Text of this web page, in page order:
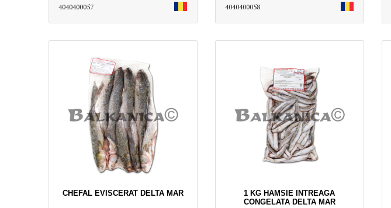
4040400057 4040400058
CHEFAL EVISCERAT DELTA MAR
1 KG HAMSIE INTREAGA
CONGELATA DELTA MAR